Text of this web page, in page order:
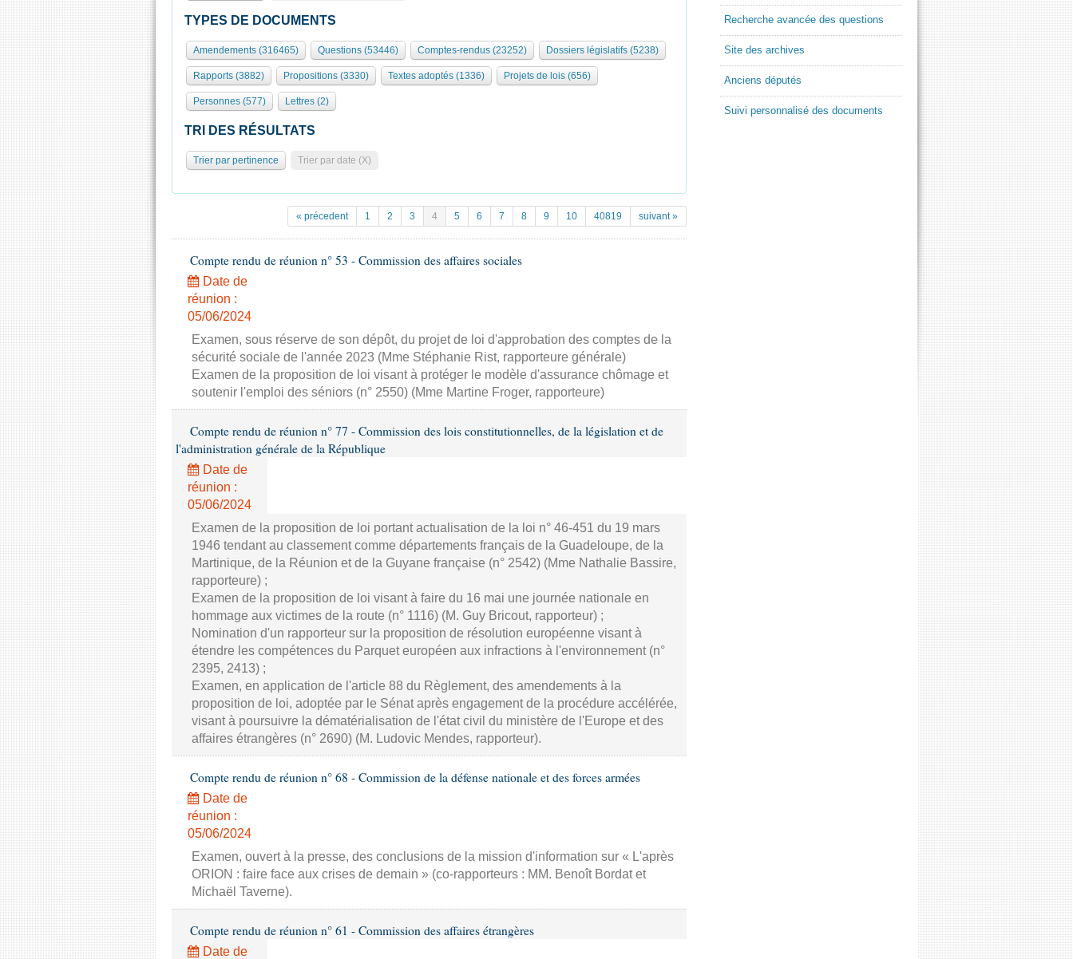
TYPES DE DOCUMENTS
Amendements (316465) Questions (53446) Comptes-rendus (23252) Dossiers législatifs (5238)
Rapports (3882) Propositions (3330) Textes adoptés (1336) Projets de lois (656)
Personnes (577) Lettres (2)
TRI DES RÉSULTATS
Trier par pertinence Trier par date (X)
« précedent 1 2 3 4 5 6 7 8 9 10 40819 suivant »
Compte rendu de réunion n° 53 - Commission des affaires sociales
Date de
réunion :
05/06/2024
Examen, sous réserve de son dépôt, du projet de loi d'approbation des comptes de la
sécurité sociale de l'année 2023 (Mme Stéphanie Rist, rapporteure générale)
Examen de la proposition de loi visant à protéger le modèle d'assurance chômage et
soutenir l'emploi des séniors (n° 2550) (Mme Martine Froger, rapporteure)
Compte rendu de réunion n° 77 - Commission des lois constitutionnelles, de la législation et de
l'administration générale de la République
Date de
réunion :
05/06/2024
Examen de la proposition de loi portant actualisation de la loi n° 46-451 du 19 mars
1946 tendant au classement comme départements français de la Guadeloupe, de la
Martinique, de la Réunion et de la Guyane française (n° 2542) (Mme Nathalie Bassire,
rapporteure) ;
Examen de la proposition de loi visant à faire du 16 mai une journée nationale en
hommage aux victimes de la route (n° 1116) (M. Guy Bricout, rapporteur) ;
Nomination d'un rapporteur sur la proposition de résolution européenne visant à
étendre les compétences du Parquet européen aux infractions à l'environnement (n°
2395, 2413) ;
Examen, en application de l'article 88 du Règlement, des amendements à la
proposition de loi, adoptée par le Sénat après engagement de la procédure accélérée,
visant à poursuivre la dématérialisation de l'état civil du ministère de l'Europe et des
affaires étrangères (n° 2690) (M. Ludovic Mendes, rapporteur).
Compte rendu de réunion n° 68 - Commission de la défense nationale et des forces armées
Date de
réunion :
05/06/2024
Examen, ouvert à la presse, des conclusions de la mission d'information sur « L'après
ORION : faire face aux crises de demain » (co-rapporteurs : MM. Benoît Bordat et
Michaël Taverne).
Compte rendu de réunion n° 61 - Commission des affaires étrangères
Date de
Recherche avancée des questions
Site des archives
Anciens députés
Suivi personnalisé des documents